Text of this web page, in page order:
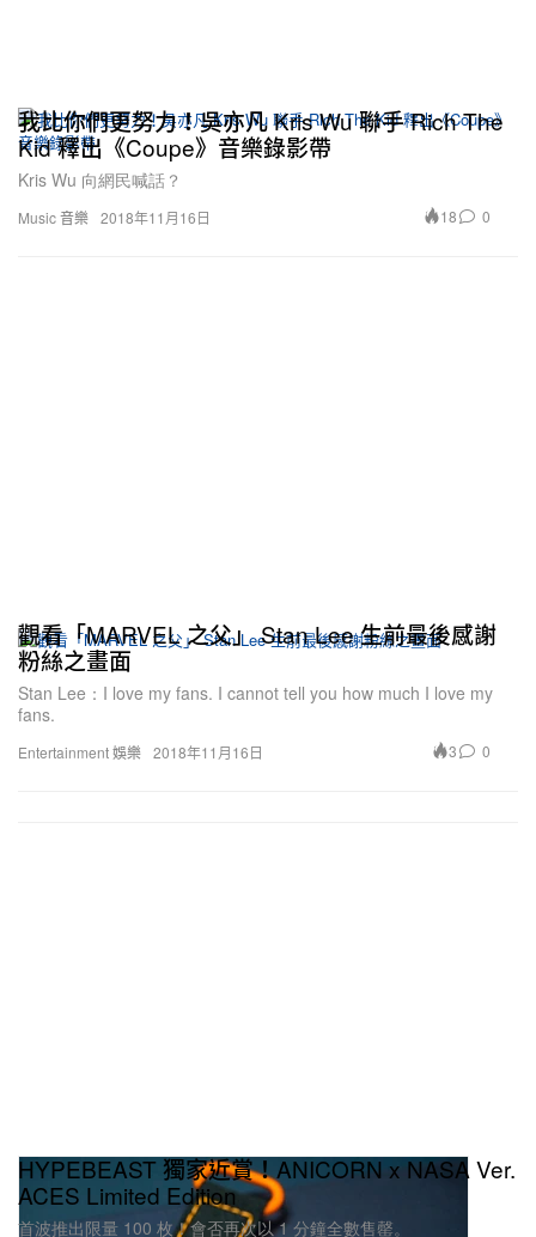
Music 音樂
我比你們更努力！吳亦凡 Kris Wu 聯手 Rich The
Kid 釋出《Coupe》音樂錄影帶
Kris Wu 向網民喊話？
2018年11月16日 18 0
Entertainment 娛樂
觀看「MARVEL 之父」 Stan Lee 生前最後感謝
粉絲之畫面
Stan Lee：I love my fans. I cannot tell you how much I love my
fans.
2018年11月16日 3 0
HYPEBEAST 獨家近賞！ANICORN x NASA Ver.
ACES Limited Edition
首波推出限量 100 枚！會否再次以 1 分鐘全數售罄。